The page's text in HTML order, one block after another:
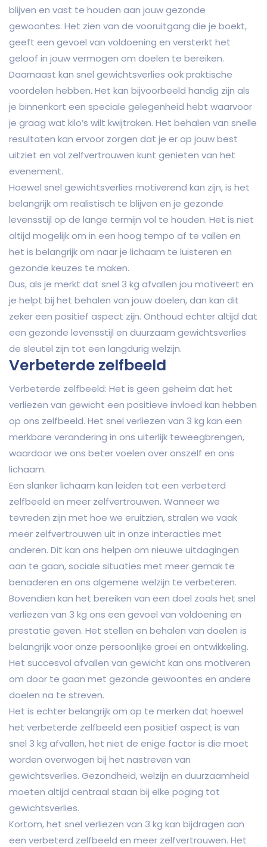
blijven en vast te houden aan jouw gezonde
gewoontes. Het zien van de vooruitgang die je boekt,
geeft een gevoel van voldoening en versterkt het
geloof in jouw vermogen om doelen te bereiken.
Daarnaast kan snel gewichtsverlies ook praktische
voordelen hebben. Het kan bijvoorbeeld handig zijn als
je binnenkort een speciale gelegenheid hebt waarvoor
je graag wat kilo’s wilt kwijtraken. Het behalen van snelle
resultaten kan ervoor zorgen dat je er op jouw best
uitziet en vol zelfvertrouwen kunt genieten van het
evenement.
Hoewel snel gewichtsverlies motiverend kan zijn, is het
belangrijk om realistisch te blijven en je gezonde
levensstijl op de lange termijn vol te houden. Het is niet
altijd mogelijk om in een hoog tempo af te vallen en
het is belangrijk om naar je lichaam te luisteren en
gezonde keuzes te maken.
Dus, als je merkt dat snel 3 kg afvallen jou motiveert en
je helpt bij het behalen van jouw doelen, dan kan dit
zeker een positief aspect zijn. Onthoud echter altijd dat
een gezonde levensstijl en duurzaam gewichtsverlies
de sleutel zijn tot een langdurig welzijn.
Verbeterde zelfbeeld
Verbeterde zelfbeeld: Het is geen geheim dat het
verliezen van gewicht een positieve invloed kan hebben
op ons zelfbeeld. Het snel verliezen van 3 kg kan een
merkbare verandering in ons uiterlijk teweegbrengen,
waardoor we ons beter voelen over onszelf en ons
lichaam.
Een slanker lichaam kan leiden tot een verbeterd
zelfbeeld en meer zelfvertrouwen. Wanneer we
tevreden zijn met hoe we eruitzien, stralen we vaak
meer zelfvertrouwen uit in onze interacties met
anderen. Dit kan ons helpen om nieuwe uitdagingen
aan te gaan, sociale situaties met meer gemak te
benaderen en ons algemene welzijn te verbeteren.
Bovendien kan het bereiken van een doel zoals het snel
verliezen van 3 kg ons een gevoel van voldoening en
prestatie geven. Het stellen en behalen van doelen is
belangrijk voor onze persoonlijke groei en ontwikkeling.
Het succesvol afvallen van gewicht kan ons motiveren
om door te gaan met gezonde gewoontes en andere
doelen na te streven.
Het is echter belangrijk om op te merken dat hoewel
het verbeterde zelfbeeld een positief aspect is van
snel 3 kg afvallen, het niet de enige factor is die moet
worden overwogen bij het nastreven van
gewichtsverlies. Gezondheid, welzijn en duurzaamheid
moeten altijd centraal staan bij elke poging tot
gewichtsverlies.
Kortom, het snel verliezen van 3 kg kan bijdragen aan
een verbeterd zelfbeeld en meer zelfvertrouwen. Het